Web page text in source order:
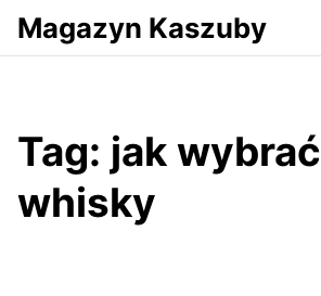
Przejdź do serwisu magazynkaszuby.pl
Magazyn Kaszuby
Tag: jak wybrać
whisky